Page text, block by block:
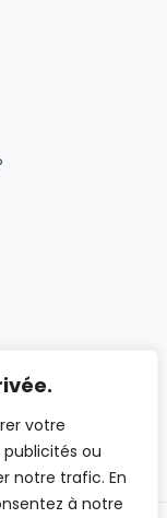
votre
ou
notre trafic. En
à notre